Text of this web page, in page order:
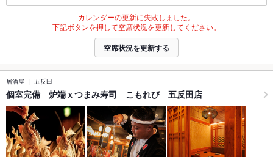
カレンダーの更新に失敗しました。
下記ボタンを押して空席状況を更新してください。
空席状況を更新する
居酒屋 五反田
個室完備 炉端ｘつまみ寿司 こもれび 五反田店